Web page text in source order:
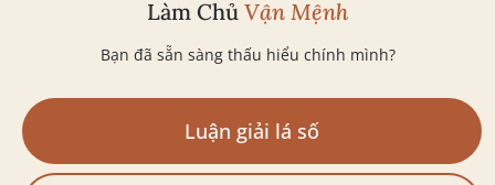
Làm Chủ Vận Mệnh
Bạn đã sẵn sàng thấu hiểu chính mình?
Luận giải lá số